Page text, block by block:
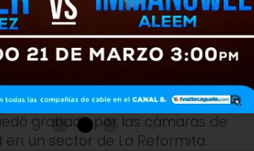
5 meses atrás
Captan robo de pickup
luz del día en La
vehículo ocurrió a plena luz del día,
grabado por las cámaras de
en un sector de La Reformita.